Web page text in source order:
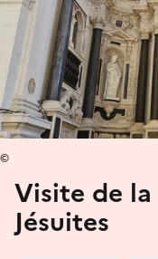
Visite de
Jésuites
©